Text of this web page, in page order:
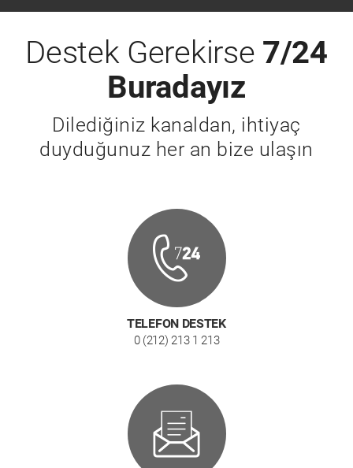
Destek Gerekirse 7/24
Buradayız
Dilediğiniz kanaldan, ihtiyaç
duyduğunuz her an bize ulaşın
TELEFON DESTEK
0 (212) 213 1 213